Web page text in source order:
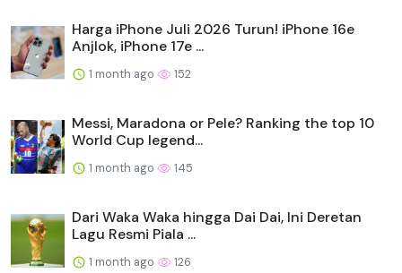
Harga iPhone Juli 2026 Turun! iPhone 16e
Anjlok, iPhone 17e ...
1 month ago 152
Messi, Maradona or Pele? Ranking the top 10
World Cup legend...
1 month ago 145
Dari Waka Waka hingga Dai Dai, Ini Deretan
Lagu Resmi Piala ...
1 month ago 126